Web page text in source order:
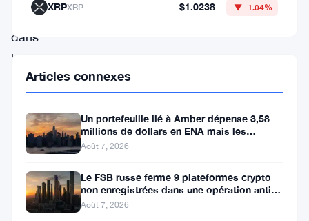
l’attention
dans
le
monde
cryptographie
raison
d’un
XRPXRP $1.0238 ▼ -1.04%
Articles connexes
Un portefeuille lié à Amber dépense 3,58
millions de dollars en ENA mais les
acheteurs ne suivent pas
Août 7, 2026
Le FSB russe ferme 9 plateformes crypto
non enregistrées dans une opération anti-
fraude à Moscou
Août 7, 2026